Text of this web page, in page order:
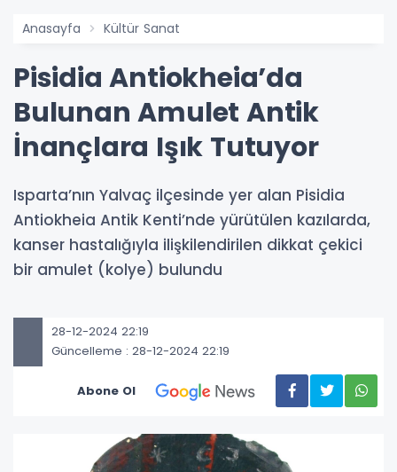
Anasayfa Kültür Sanat
Pisidia Antiokheia’da
Bulunan Amulet Antik
İnançlara Işık Tutuyor
Isparta’nın Yalvaç ilçesinde yer alan Pisidia
Antiokheia Antik Kenti’nde yürütülen kazılarda,
kanser hastalığıyla ilişkilendirilen dikkat çekici
bir amulet (kolye) bulundu
28-12-2024 22:19
Güncelleme : 28-12-2024 22:19
Abone Ol